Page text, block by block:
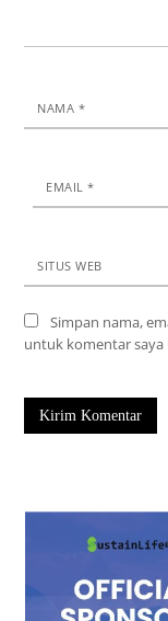
NAMA *
EMAIL*
SITUS WEB
Simpan nama,
untuk komentar